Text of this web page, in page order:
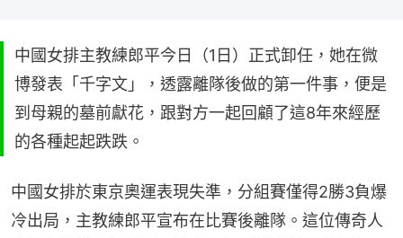
中國女排主教練郎平今日（1日）正式卸任，她在微
博發表「千字文」，透露離隊後做的第一件事，便是
到母親的墓前獻花，跟對方一起回顧了這8年來經歷
的各種起起跌跌。
中國女排於東京奧運表現失準，分組賽僅得2勝3負爆
冷出局，主教練郎平宣布在比賽後離隊。這位傳奇人